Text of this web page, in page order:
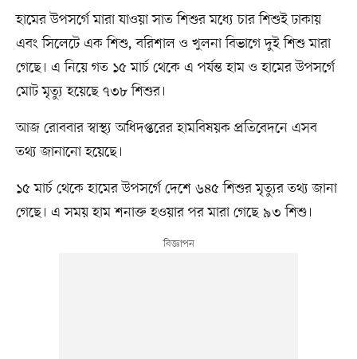
হামের উপসর্গে মারা যাওয়া সাত শিশুর মধ্যে চার শিশুই ঢাকায়
এবং সিলেটে এক শিশু, বরিশাল ও খুলনা বিভাগে দুই শিশু মারা
গেছে। এ নিয়ে গত ১৫ মার্চ থেকে এ পর্যন্ত হাম ও হামের উপসর্গে
মোট মৃত্যু হয়েছে ৭৩৮ শিশুর।
আজ রোববার স্বাস্থ্য অধিদপ্তরের হামবিষয়ক প্রতিবেদনে এসব
তথ্য জানানো হয়েছে।
১৫ মার্চ থেকে হামের উপসর্গে দেশে ৬৪৫ শিশুর মৃত্যুর তথ্য জানা
গেছে। এ সময় হাম শনাক্ত হওয়ার পর মারা গেছে ৯৩ শিশু।